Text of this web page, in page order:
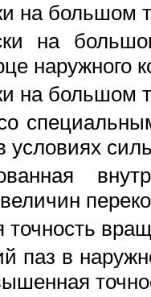
на большом
на
наружного
на большом
условиях
паз в